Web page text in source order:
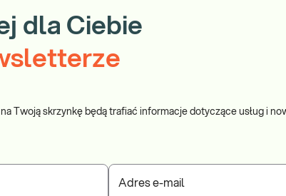
dla Ciebie
Twoją skrzynkę będą trafiać informacje dotyczące usług i
Adres e-mail